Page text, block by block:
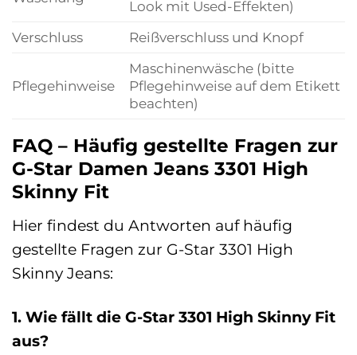
Look mit Used-Effekten)
Verschluss
Reißverschluss und Knopf
Pflegehinweise
Maschinenwäsche (bitte
Pflegehinweise auf dem Etikett
beachten)
FAQ – Häufig gestellte Fragen zur
G-Star Damen Jeans 3301 High
Skinny Fit
Hier findest du Antworten auf häufig
gestellte Fragen zur G-Star 3301 High
Skinny Jeans:
1. Wie fällt die G-Star 3301 High Skinny Fit
aus?